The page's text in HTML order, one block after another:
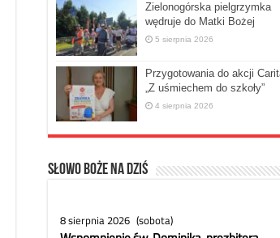
Zielonogórska pielgrzymka
wędruje do Matki Bożej
5 sierpnia 2026
Przygotowania do akcji
„Z uśmiechem do szkoły”
4 sierpnia 2026
Słowo Boże na dziś